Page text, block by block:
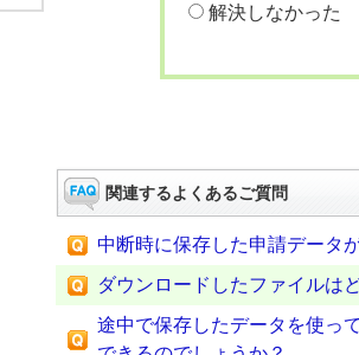
解決しなかった
関連するよくあるご質問
中断時に保存した申請データ
ダウンロードしたファイルは
途中で保存したデータを使っ